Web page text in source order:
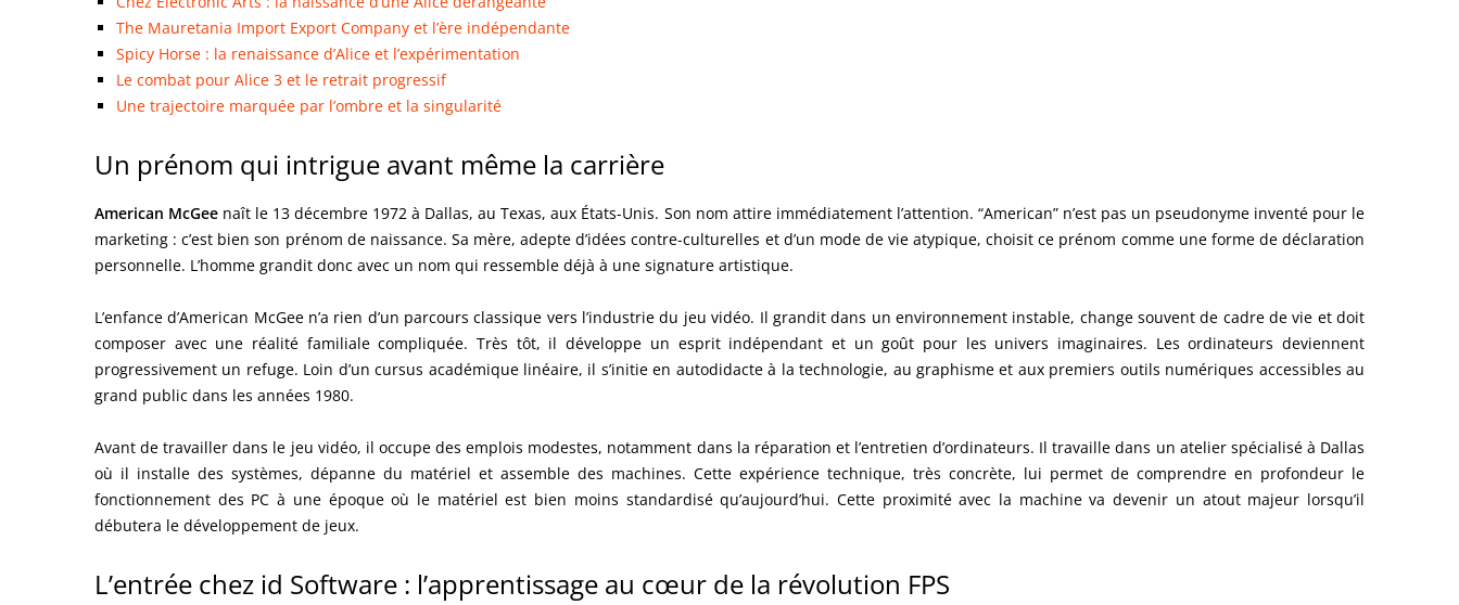
The Mauretania Import Export Company et l’ère indépendante
Spicy Horse : la renaissance d’Alice et l’expérimentation
Le combat pour Alice 3 et le retrait progressif
Une trajectoire marquée par l’ombre et la singularité
Un prénom qui intrigue avant même la carrière
American McGee naît le 13 décembre 1972 à Dallas, au Texas, aux États-Unis. Son nom attire immédiatement l’attention. “American” n’est pas un pseudonyme inventé pour le
marketing : c’est bien son prénom de naissance. Sa mère, adepte d’idées contre-culturelles et d’un mode de vie atypique, choisit ce prénom comme une forme de déclaration
personnelle. L’homme grandit donc avec un nom qui ressemble déjà à une signature artistique.
L’enfance d’American McGee n’a rien d’un parcours classique vers l’industrie du jeu vidéo. Il grandit dans un environnement instable, change souvent de cadre de vie et doit
composer avec une réalité familiale compliquée. Très tôt, il développe un esprit indépendant et un goût pour les univers imaginaires. Les ordinateurs deviennent
progressivement un refuge. Loin d’un cursus académique linéaire, il s’initie en autodidacte à la technologie, au graphisme et aux premiers outils numériques accessibles au
grand public dans les années 1980.
Avant de travailler dans le jeu vidéo, il occupe des emplois modestes, notamment dans la réparation et l’entretien d’ordinateurs. Il travaille dans un atelier spécialisé à Dallas
où il installe des systèmes, dépanne du matériel et assemble des machines. Cette expérience technique, très concrète, lui permet de comprendre en profondeur le
fonctionnement des PC à une époque où le matériel est bien moins standardisé qu’aujourd’hui. Cette proximité avec la machine va devenir un atout majeur lorsqu’il
débutera le développement de jeux.
L’entrée chez id Software : l’apprentissage au cœur de la révolution FPS